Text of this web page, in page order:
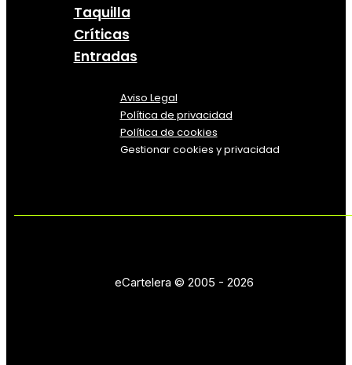
Taquilla
Críticas
Entradas
Aviso Legal
Política de privacidad
Política de cookies
Gestionar cookies y privacidad
eCartelera © 2005 - 2026